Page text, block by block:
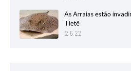
As Arraias estão
Tietê
2.5.22